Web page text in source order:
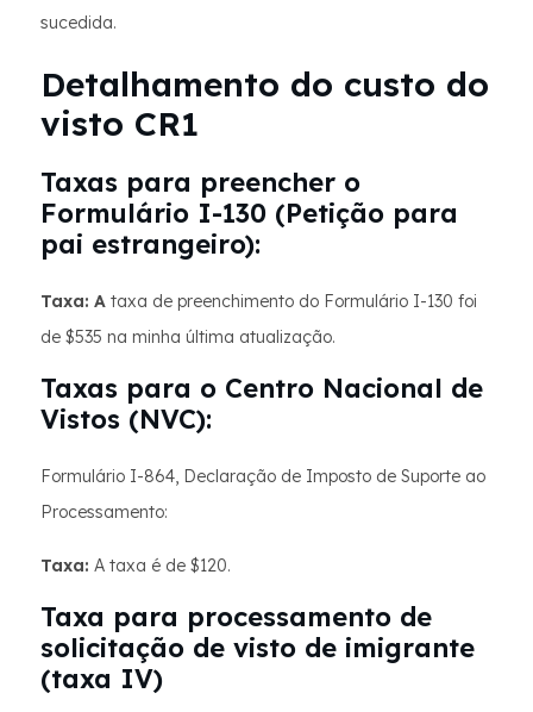
sucedida.
Detalhamento do custo do
visto CR1
Taxas para preencher o
Formulário I-130 (Petição para
pai estrangeiro):
Taxa: A taxa de preenchimento do Formulário I-130 foi
de $535 na minha última atualização.
Taxas para o Centro Nacional de
Vistos (NVC):
Formulário I-864, Declaração de Imposto de Suporte ao
Processamento:
Taxa: A taxa é de $120.
Taxa para processamento de
solicitação de visto de imigrante
(taxa IV)